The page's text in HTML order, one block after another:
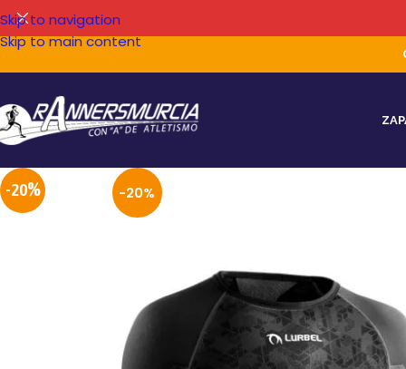
Skip to navigation
Skip to main content
-20%
-20%